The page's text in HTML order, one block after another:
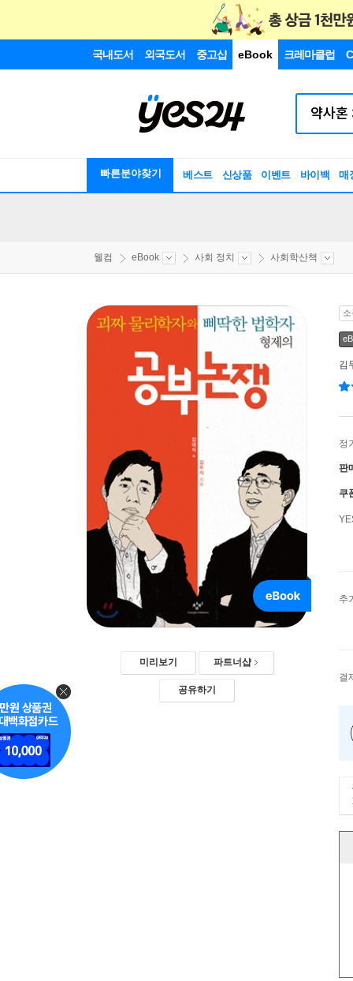
국내도서 외국도서 중고샵 eBook 크레마클럽
빠른분야찾기 베스트 신상품 이벤트 바이백 매
웰컴 eBook 사회 정치 사회학산책
미리보기 파트너샵
공유하기
김
정
판
쿠
추
결